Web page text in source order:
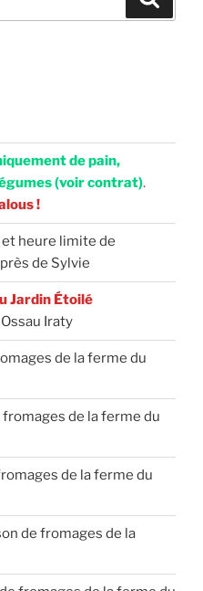
de pain,
(voir contrat).
!
heure limite de
de Sylvie
Jardin Étoilé
Iraty
de la ferme du
fromages de la ferme du
de la ferme du
de fromages de la